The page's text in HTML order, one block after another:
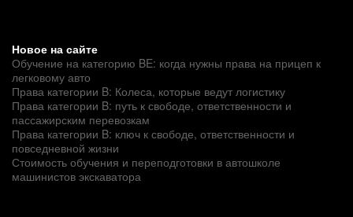
Новое на сайте
Обучение на категорию BE: когда нужны права на прицеп к
легковому авто
Права категории B: Колеса, которые ведут логистику
Права категории B: путь к свободе, ответственности и
пассажирским перевозкам
Права категории B: ключ к свободе, ответственности и
повседневной жизни
Стоимость обучения и переподготовки в автошколе
машинистов экскаватора